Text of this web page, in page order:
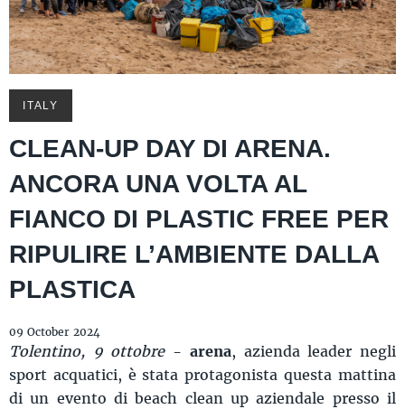
ITALY
CLEAN-UP DAY DI ARENA.
ANCORA UNA VOLTA AL
FIANCO DI PLASTIC FREE PER
RIPULIRE L’AMBIENTE DALLA
PLASTICA
09 October 2024
Tolentino, 9 ottobre- arena, azienda leader negli
sport acquatici, è stata protagonista questa mattina
di un evento di beach clean up aziendale presso il